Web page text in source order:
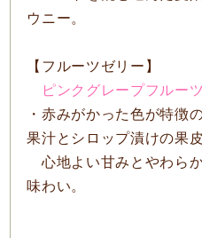
ウニー。
【フルーツゼリー】
ピンクグレープフルーツ
・赤みがかった色が特徴
果汁とシロップ漬けの果
心地よい甘みとやわら
味わい。